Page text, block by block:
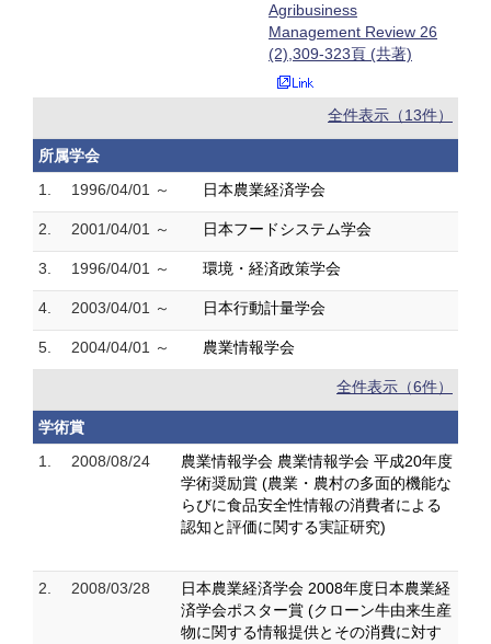
Agribusiness
Management Review 26
(2),309-323頁 (共著)
全件表示（13件）
所属学会
1.
1996/04/01 ～ 日本農業経済学会
2. 2001/04/01 ～ 日本フードシステム学会
3. 1996/04/01 ～ 環境・経済政策学会
4. 2003/04/01 ～ 日本行動計量学会
5. 2004/04/01 ～ 農業情報学会
全件表示（6件）
学術賞
1.
2008/08/24
農業情報学会 農業情報学会 平成20年度
学術奨励賞 (農業・農村の多面的機能な
らびに食品安全性情報の消費者による
認知と評価に関する実証研究)
2. 2008/03/28
日本農業経済学会 2008年度日本農業経
済学会ポスター賞 (クローン牛由来生産
物に関する情報提供とその消費に対す